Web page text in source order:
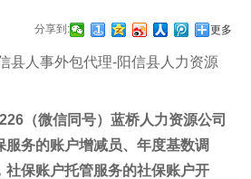
分享到: 更多
县 人事外包代理-阳信县人力资源
（微信同号）蓝桥人力资源公司
服务的账户增减员、年度基数调
社保账户托管服务的社保账户开